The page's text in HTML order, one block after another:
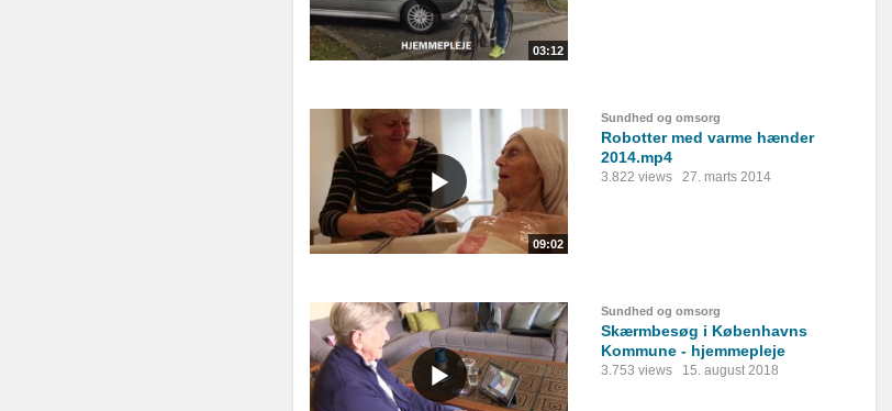
03:12
09:02
Sundhed og omsorg
Robotter med varme hænder
2014.mp4
3.822 views 27. marts 2014
Sundhed og omsorg
Skærmbesøg i Københavns
Kommune - hjemmepleje
3.753 views 15. august 2018